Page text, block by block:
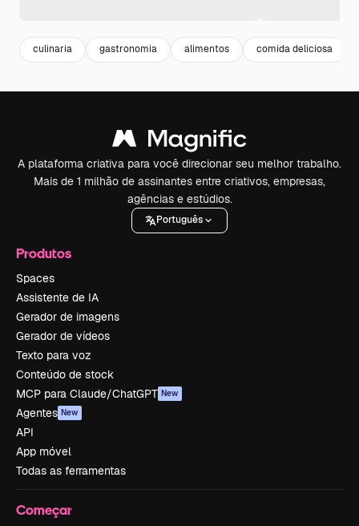
culinaria gastronomia alimentos comida deliciosa
A plataforma criativa para você direcionar seu melhor trabalho.
Mais de 1 milhão de assinantes entre criativos, empresas,
agências e estúdios.
Português
Produtos
Spaces
Assistente de IA
Gerador de imagens
Gerador de vídeos
Texto para voz
Conteúdo de stock
MCP para Claude/ChatGPT New
Agentes New
API
App móvel
Todas as ferramentas
Começar